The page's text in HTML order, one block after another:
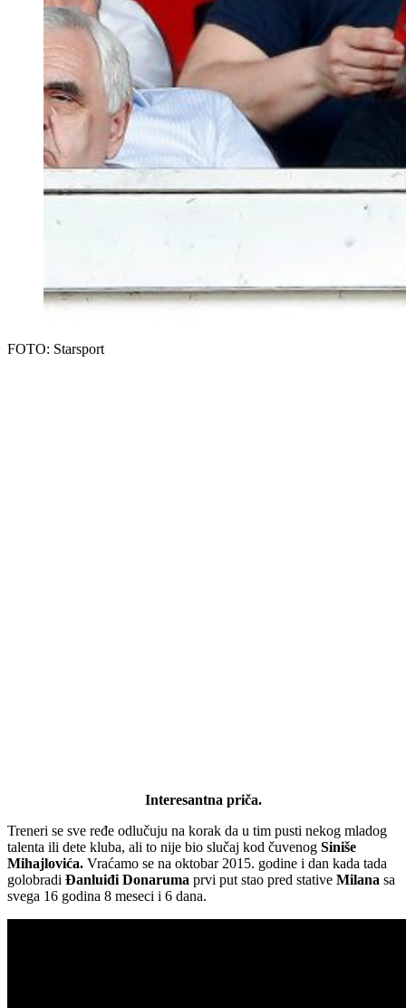
FOTO: Starsport
Interesantna priča.
Treneri se sve ređe odlučuju na korak da u tim pusti nekog mladog
talenta ili dete kluba, ali to nije bio slučaj kod čuvenog Siniše
Mihajlovića. Vraćamo se na oktobar 2015. godine i dan kada tada
golobradi Đanluiđi Donaruma prvi put stao pred stative Milana sa
svega 16 godina 8 meseci i 6 dana.